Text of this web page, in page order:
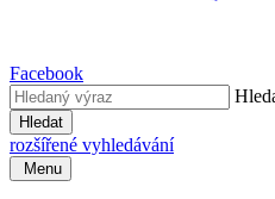
Facebook
Hledat
rozšířené vyhledávání
Menu